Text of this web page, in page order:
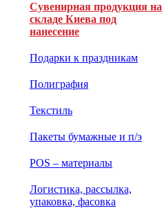
Сувенирная продукция на
складе Киева под
нанесение
Подарки к праздникам
Полиграфия
Текстиль
Пакеты бумажные и п/э
POS – материалы
Логистика, рассылка,
упаковка, фасовка